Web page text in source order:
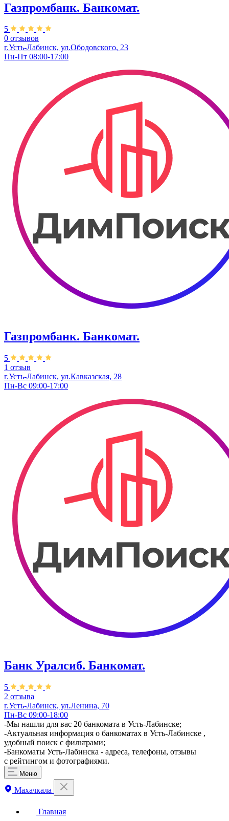
Газпромбанк. Банкомат.
5
0 отзывов
г.Усть-Лабинск, ул.​Ободовского, 23
Пн-Пт 08:00-17:00
Газпромбанк. Банкомат.
5
1 отзыв
г.Усть-Лабинск, ул.Кавказская, 28
Пн-Вс 09:00-17:00
Банк Уралсиб. Банкомат.
5
2 отзыва
г.Усть-Лабинск, ул.​​Ленина, 70
Пн-Вс 09:00-18:00
-Мы нашли для вас 20 банкомата в Усть-Лабинске;
-Актуальная информация о банкоматах в Усть-Лабинске ,
удобный поиск с фильтрами;
-Банкоматы Усть-Лабинска - адреса, телефоны, отзывы
с рейтингом и фотографиями.
Меню
Махачкала
Главная